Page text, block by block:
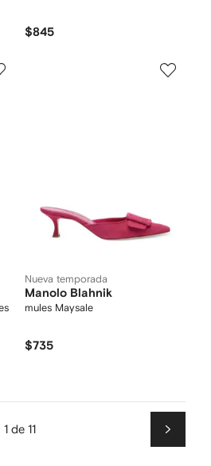
$845
Nueva temporada
Manolo Blahnik
mules Maysale
$735
1 de 11